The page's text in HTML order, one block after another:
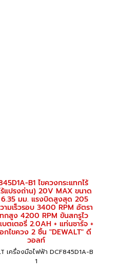
B1 ไขควงกระแทกไร้
แปรงถ่าน) 20V MAX ขนาด
6.35 มม. แรงบิดสูงสุด 205
ามเร็วรอบ 3400 RPM อัตรา
กสูง 4200 RPM ขันสกรูไว
ตเตอรี่ 2.0AH + แท่นชาร์จ +
กไขควง 2 ชิ้น "DEWALT" ดี
วอลท์
เครื่องมือไฟฟ้า DCF845D1A-B
1